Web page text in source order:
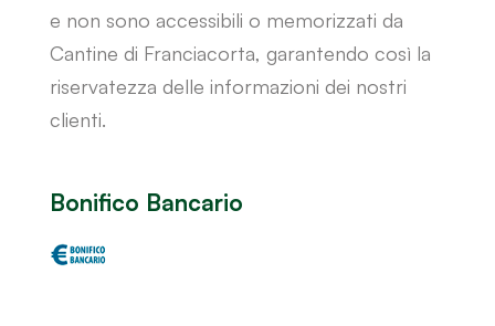
e non sono accessibili o memorizzati da
Cantine di Franciacorta, garantendo così la
riservatezza delle informazioni dei nostri
clienti.
Bonifico Bancario